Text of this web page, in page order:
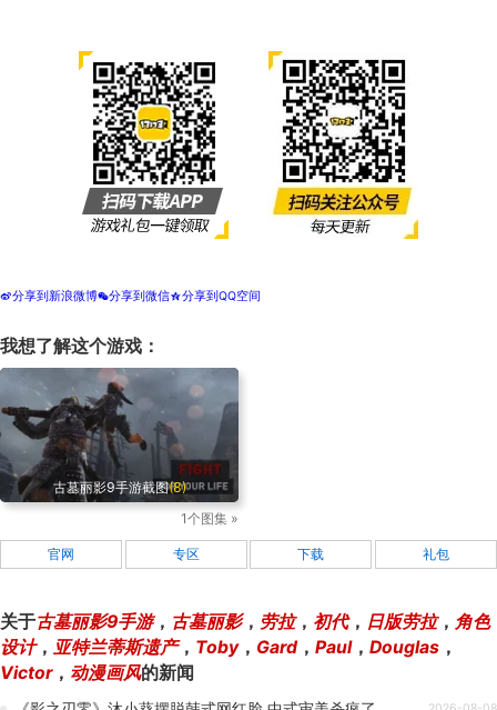
t分享到新浪微博w分享到微信z分享到QQ空间
我想了解这个游戏：
古墓丽影9手游截图(8)
1个图集 »
官网 专区 下载 礼包
关于古墓丽影9手游， 古墓丽影， 劳拉， 初代， 日版劳拉， 角色
设计， 亚特兰蒂斯遗产， Toby， Gard ， Paul， Douglas ，
Victor， 动漫画风的新闻